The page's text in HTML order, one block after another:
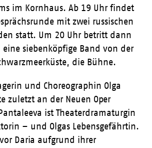
im Kornhaus. Ab 19 Uhr findet
mit zwei russischen
statt. Um 20 Uhr betritt dann
eine siebenköpfige Band von der
die Bühne.
und Choreographin Olga
zuletzt an der Neuen Oper
ist Theaterdramaturgin
– und Olgas Lebensgefährtin.
Daria aufgrund ihrer